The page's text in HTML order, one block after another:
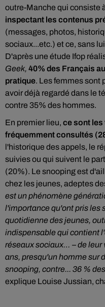
outre-Manche qui consiste
inspectant les contenus
(messages, photos,
sociaux...etc.) et ce, sans
D'après une étude Ifop
Geek, 40% des Français
pratique. Les femmes sont
avoir déjà regardé dans le
contre 35% des hommes.
En premier lieu, ce sont les
fréquemment consultés
l'historique des appels, le
suivies ou qui suivent le
(20%). Le snooping est
chez les jeunes, adeptes
est un phénomène
l'importance qu'ont pris les
quotidienne des jeunes,
indispensable qui contient
réseaux sociaux… – de leur
ans, presqu'un homme sur
snooping, contre... 36 %
explique Louise Jussian,